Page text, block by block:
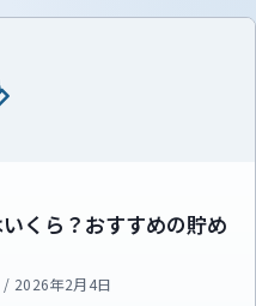
くら？おすすめの貯め
/ 2026年2月4日